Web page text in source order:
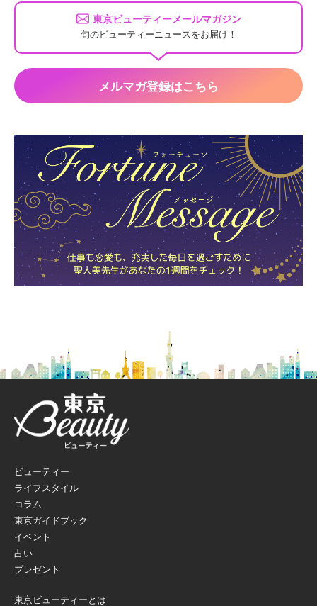
東京ビューティーメールマガジン
旬のビューティーニュースをお届け！
メルマガ登録はこちら
ビューティー
ライフスタイル
コラム
東京ガイドブック
イベント
占い
プレゼント
東京ビューティーとは